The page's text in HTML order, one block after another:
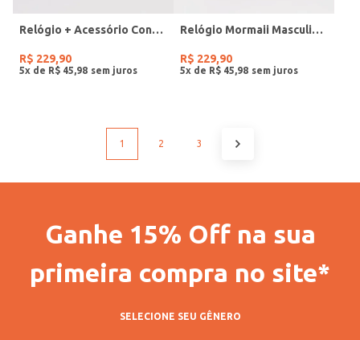
Relógio + Acessório Condor Feminino PRATA
R$ 229,90
5x de R$ 45 98
Relógio Mormaii Masculino PRETO
R$ 229,90
5x de R$ 45 98
1 2 3
Ganhe 15% Off na sua
primeira compra no site*
SELECIONE SEU GÊNERO